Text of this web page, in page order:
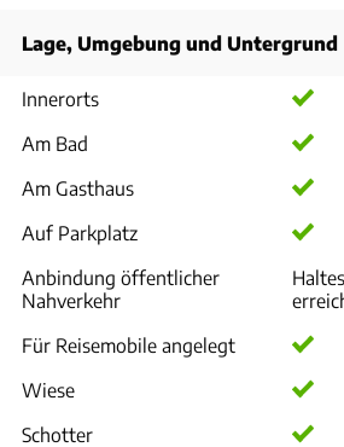
Lage, Umgebung und Untergrund
Innerorts
Am Bad
Am Gasthaus
Auf Parkplatz
Anbindung öffentlicher
Nahverkehr
Für Reisemobile angelegt
Wiese
Schotter